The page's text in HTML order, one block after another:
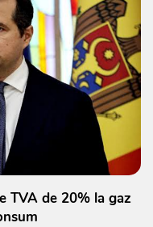
TVA de 20% la gaz